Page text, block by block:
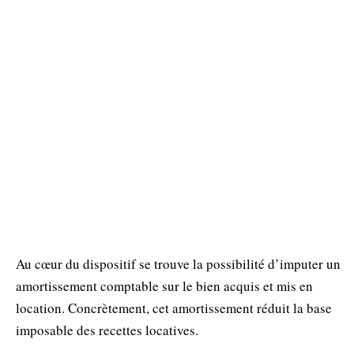
Au cœur du dispositif se trouve la possibilité d’imputer un
amortissement comptable sur le bien acquis et mis en
location. Concrètement, cet amortissement réduit la base
imposable des recettes locatives.